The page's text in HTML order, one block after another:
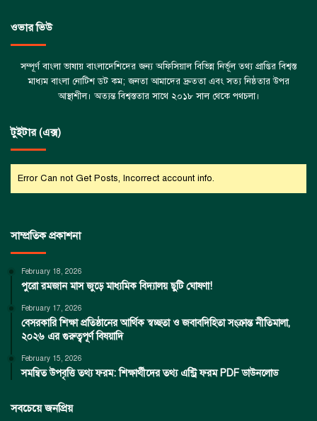
ওভার ভিউ
সম্পূর্ণ বাংলা ভাষায় বাংলাদেশিদের জন্য অফিসিয়াল বিভিন্ন নির্ভূল তথ্য প্রাপ্তির বিশ্বস্ত
মাধ্যম বাংলা নোটিশ ডট কম; জনতা আমাদের দ্রুততা এবং সত্য নিষ্ঠতার উপর
আস্থাশীল। অত্যন্ত বিশ্বস্ততার সাথে ২০১৮ সাল থেকে পথচলা।
টুইটার (এক্স)
Error Can not Get Posts, Incorrect account info.
সাম্প্রতিক প্রকাশনা
February 18, 2026
পুরো রমজান মাস জুড়ে মাধ্যমিক বিদ্যালয় ছুটি ঘোষণা!
February 17, 2026
বেসরকারি শিক্ষা প্রতিষ্ঠানের আর্থিক স্বচ্ছতা ও জবাবদিহিতা সংক্রান্ত নীতিমালা,
২০২৬ এর গুরুত্বপূর্ণ বিষয়াদি
February 15, 2026
সমন্বিত উপবৃত্তি তথ্য ফরম: শিক্ষার্থীদের তথ্য এন্ট্রি ফরম PDF ডাউনলোড
সবচেয়ে জনপ্রিয়